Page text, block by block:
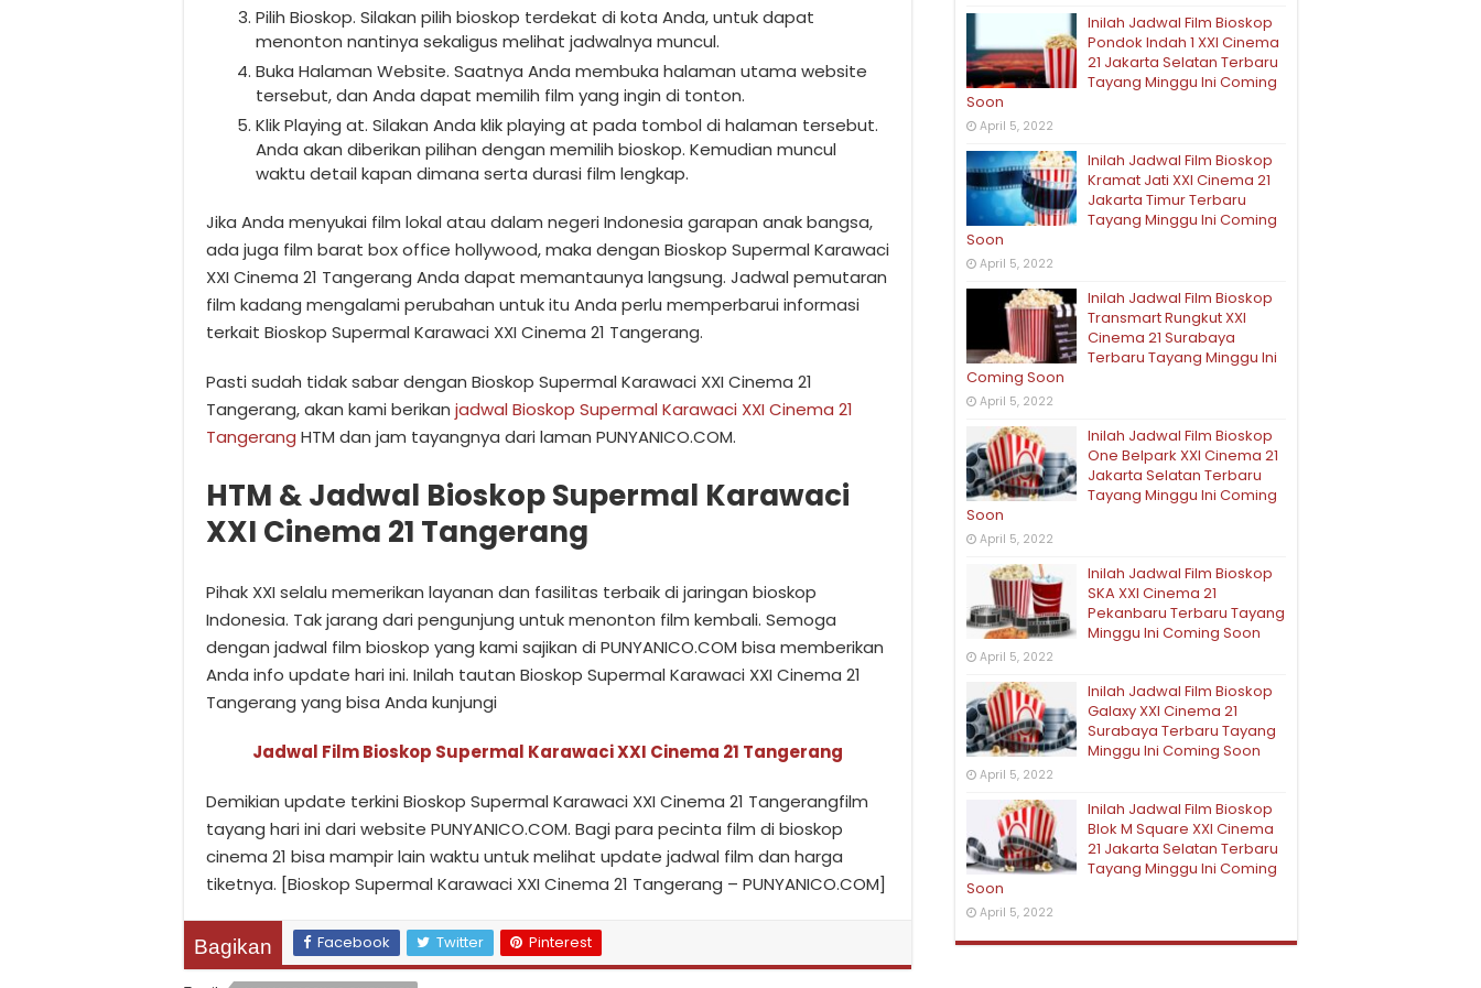
Pilih Bioskop. Silakan pilih bioskop terdekat di kota Anda, untuk dapat
menonton nantinya sekaligus melihat jadwalnya muncul.
Buka Halaman Website. Saatnya Anda membuka halaman utama website
tersebut, dan Anda dapat memilih film yang ingin di tonton.
Klik Playing at. Silakan Anda klik playing at pada tombol di halaman tersebut.
Anda akan diberikan pilihan dengan memilih bioskop. Kemudian muncul
waktu detail kapan dimana serta durasi film lengkap.
Jika Anda menyukai film lokal atau dalam negeri Indonesia garapan anak bangsa,
ada juga film barat box office hollywood, maka dengan Bioskop Supermal Karawaci
XXI Cinema 21 Tangerang Anda dapat memantaunya langsung. Jadwal pemutaran
film kadang mengalami perubahan untuk itu Anda perlu memperbarui informasi
terkait Bioskop Supermal Karawaci XXI Cinema 21 Tangerang.
Pasti sudah tidak sabar dengan Bioskop Supermal Karawaci XXI Cinema 21
Tangerang, akan kami berikan jadwal Bioskop Supermal Karawaci XXI Cinema 21
Tangerang HTM dan jam tayangnya dari laman PUNYANICO.COM.
HTM & Jadwal Bioskop Supermal Karawaci
XXI Cinema 21 Tangerang
Pihak XXI selalu memerikan layanan dan fasilitas terbaik di jaringan bioskop
Indonesia. Tak jarang dari pengunjung untuk menonton film kembali. Semoga
dengan jadwal film bioskop yang kami sajikan di PUNYANICO.COM bisa memberikan
Anda info update hari ini. Inilah tautan Bioskop Supermal Karawaci XXI Cinema 21
Tangerang yang bisa Anda kunjungi
Jadwal Film Bioskop Supermal Karawaci XXI Cinema 21 Tangerang
Demikian update terkini Bioskop Supermal Karawaci XXI Cinema 21 Tangerangfilm
tayang hari ini dari website PUNYANICO.COM. Bagi para pecinta film di bioskop
cinema 21 bisa mampir lain waktu untuk melihat update jadwal film dan harga
tiketnya. [Bioskop Supermal Karawaci XXI Cinema 21 Tangerang – PUNYANICO.COM]
Bagikan Facebook Twitter Pinterest
Inilah Jadwal Film Bioskop
Pondok Indah 1 XXI Cinema
21 Jakarta Selatan Terbaru
Tayang Minggu Ini Coming
Soon
April 5, 2022
Inilah Jadwal Film Bioskop
Kramat Jati XXI Cinema 21
Jakarta Timur Terbaru
Tayang Minggu Ini Coming
Soon
April 5, 2022
Inilah Jadwal Film Bioskop
Transmart Rungkut XXI
Cinema 21 Surabaya
Terbaru Tayang Minggu Ini
Coming Soon
April 5, 2022
Inilah Jadwal Film Bioskop
One Belpark XXI Cinema 21
Jakarta Selatan Terbaru
Tayang Minggu Ini Coming
Soon
April 5, 2022
Inilah Jadwal Film Bioskop
SKA XXI Cinema 21
Pekanbaru Terbaru Tayang
Minggu Ini Coming Soon
April 5, 2022
Inilah Jadwal Film Bioskop
Galaxy XXI Cinema 21
Surabaya Terbaru Tayang
Minggu Ini Coming Soon
April 5, 2022
Inilah Jadwal Film Bioskop
Blok M Square XXI Cinema
21 Jakarta Selatan Terbaru
Tayang Minggu Ini Coming
Soon
April 5, 2022